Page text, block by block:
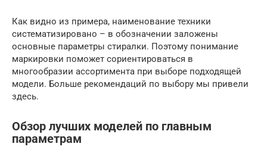
Как видно из примера, наименование техники
систематизировано – в обозначении заложены
основные параметры стиралки. Поэтому понимание
маркировки поможет сориентироваться в
многообразии ассортимента при выборе подходящей
модели. Больше рекомендаций по выбору мы привели
здесь.
Обзор лучших моделей по главным
параметрам